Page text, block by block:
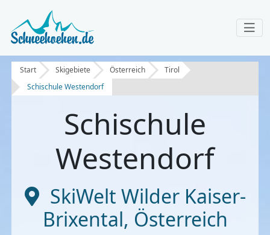
Start Skigebiete Österreich
Tirol
Schischule Westendorf
Schischule
Westendorf
SkiWelt Wilder Kaiser-
Brixental, Österreich